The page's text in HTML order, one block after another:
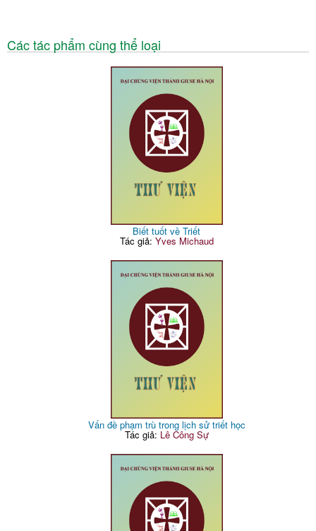
Các tác phẩm cùng thể loại
Biết tuốt về Triết
Tác giả: Yves Michaud
Vấn đề phạm trù trong lịch sử triết học
Tác giả: Lê Công Sự